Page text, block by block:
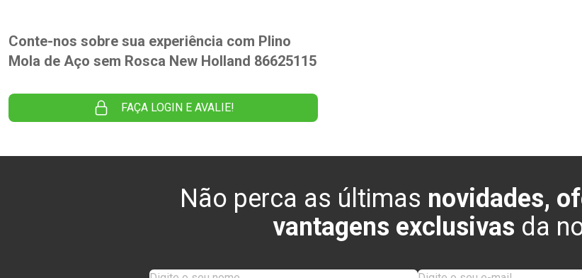
Conte-nos sobre sua experiência com PIino
Mola de Aço sem Rosca New Holland 86625115
FAÇA LOGIN E AVALIE!
Não perca as últimas novidades,
vantagens exclusivas da